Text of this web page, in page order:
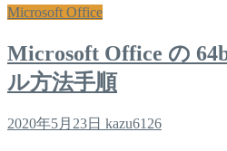
Microsoft Office
Microsoft Office の
ル方法手順
2020年5月23日 kazu6126